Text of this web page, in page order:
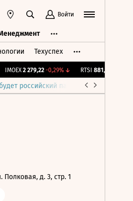
Войти
Техуспех
IMOEX 2 279,22 -0,29%↓ RTSI 881,98
российский парламент
Полковая, д. 3, стр. 1